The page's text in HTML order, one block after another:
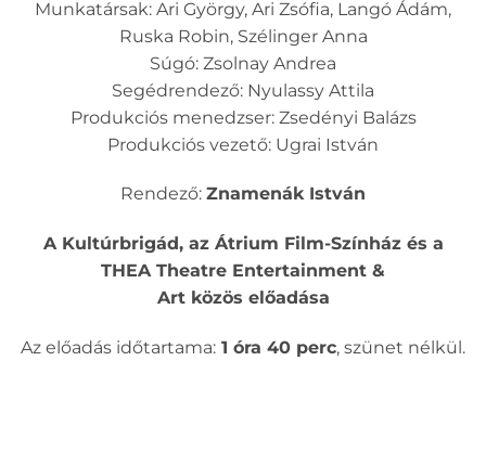
Munkatársak: Ari György, Ari Zsófia, Langó Ádám,
Ruska Robin, Szélinger Anna
Súgó: Zsolnay Andrea
Segédrendező: Nyulassy Attila
Produkciós menedzser: Zsedényi Balázs
Produkciós vezető: Ugrai István
Rendező: Znamenák István
A Kultúrbrigád, az Átrium Film-Színház és a
THEA Theatre Entertainment &
Art közös előadása
Az előadás időtartama: 1 óra 40 perc, szünet nélkül.